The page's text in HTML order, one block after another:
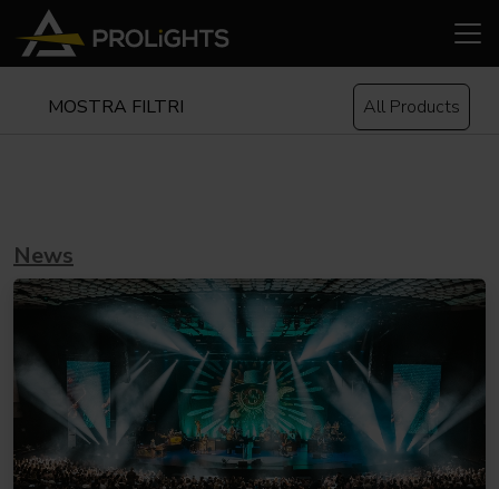
MOSTRA FILTRI All Products
News